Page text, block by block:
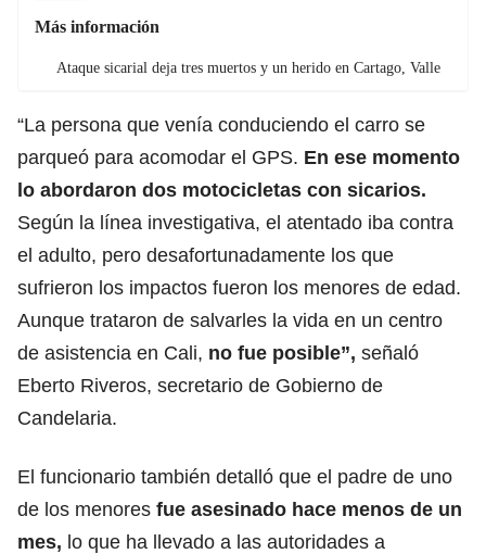
Más información
Ataque sicarial deja tres muertos y un herido en Cartago, Valle
“La persona que venía conduciendo el carro se
parqueó para acomodar el GPS. En ese momento
lo abordaron dos motocicletas con sicarios.
Según la línea investigativa, el atentado iba contra
el adulto, pero desafortunadamente los que
sufrieron los impactos fueron los menores de edad.
Aunque trataron de salvarles la vida en un centro
de asistencia en Cali, no fue posible”, señaló
Eberto Riveros, secretario de Gobierno de
Candelaria.
El funcionario también detalló que el padre de uno
de los menores fue asesinado hace menos de un
mes, lo que ha llevado a las autoridades a